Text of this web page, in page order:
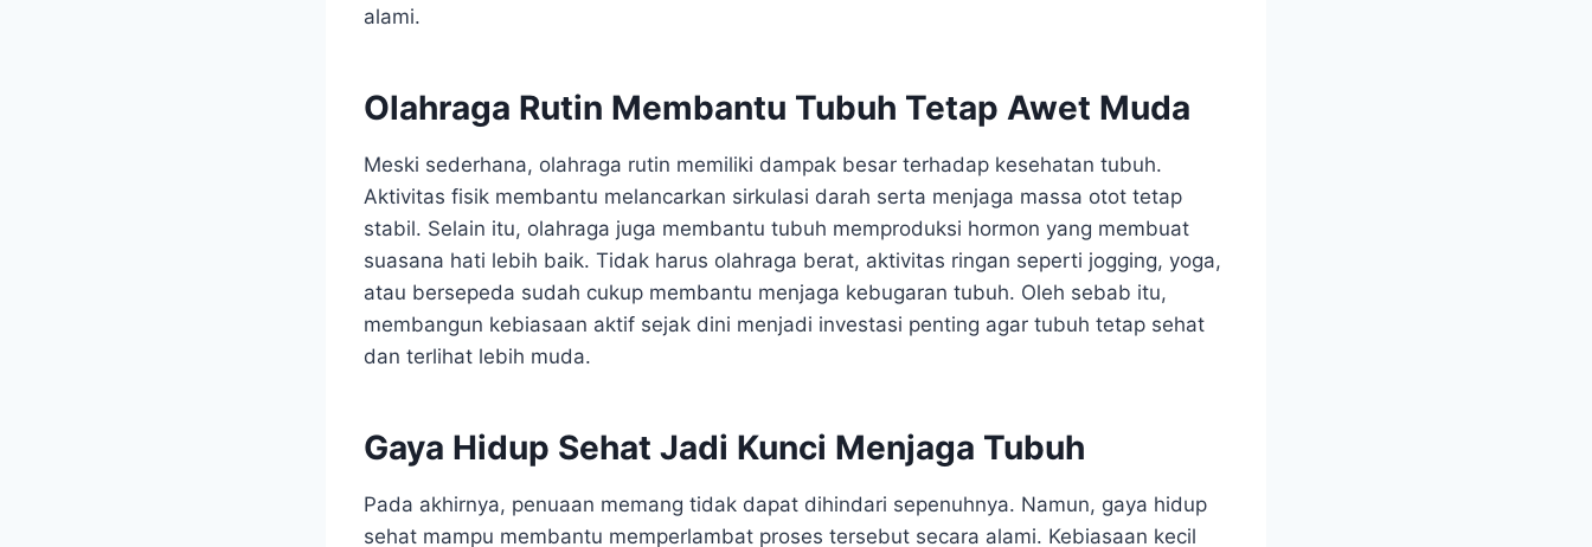
alami.
Olahraga Rutin Membantu Tubuh Tetap Awet Muda
Meski sederhana, olahraga rutin memiliki dampak besar terhadap kesehatan tubuh.
Aktivitas fisik membantu melancarkan sirkulasi darah serta menjaga massa otot tetap
stabil. Selain itu, olahraga juga membantu tubuh memproduksi hormon yang membuat
suasana hati lebih baik. Tidak harus olahraga berat, aktivitas ringan seperti jogging, yoga,
atau bersepeda sudah cukup membantu menjaga kebugaran tubuh. Oleh sebab itu,
membangun kebiasaan aktif sejak dini menjadi investasi penting agar tubuh tetap sehat
dan terlihat lebih muda.
Gaya Hidup Sehat Jadi Kunci Menjaga Tubuh
Pada akhirnya, penuaan memang tidak dapat dihindari sepenuhnya. Namun, gaya hidup
sehat mampu membantu memperlambat proses tersebut secara alami. Kebiasaan kecil